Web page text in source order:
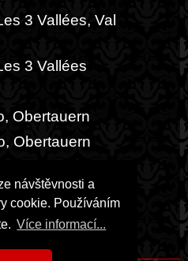
návštěvnosti a
cookie. Používáním
Více informací...
3 Vallées, Val
3 Vallées
Obertauern
Obertauern
ambasád